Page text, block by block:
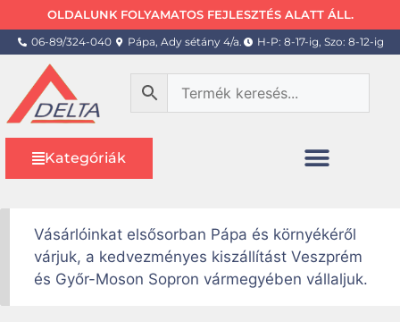
OLDALUNK FOLYAMATOS FEJLESZTÉS ALATT ÁLL.
06-89/324-040 Pápa, Ady sétány 4/a. H-P: 8-17-ig, Szo: 8-12-ig
Kategóriák
Vásárlóinkat elsősorban Pápa és környékéről
várjuk, a kedvezményes kiszállítást Veszprém
és Győr-Moson Sopron vármegyében vállaljuk.